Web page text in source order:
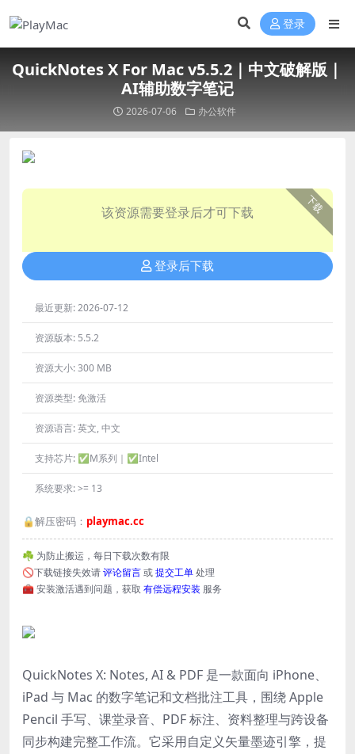
登录
QuickNotes X For Mac v5.5.2｜中文破解版｜
AI辅助数字笔记
2026-07-06 办公软件
下载
该资源需要登录后才可下载
登录后下载
最近更新:2026-07-12
资源版本: 5.5.2
资源大小:300 MB
资源类型:免激活
资源语言:英文, 中文
支持芯片: ✅M系列｜✅Intel
系统要求:>= 13
🔒解压密码： playmac.cc
☘️ 为防止搬运，每日下载次数有限
🚫下载链接失效请评论留言或提交工单处理
🧰 安装激活遇到问题，获取 有偿远程安装 服务
QuickNotes X: Notes, AI & PDF 是一款面向 iPhone、
iPad 与 Mac 的数字笔记和文档批注工具，围绕 Apple
Pencil 手写、课堂录音、PDF 标注、资料整理与跨设备
同步构建完整工作流。它采用自定义矢量墨迹引擎，提